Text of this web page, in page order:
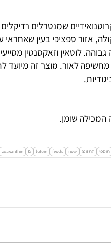
שמנטרלים
אזור ספציפי בעין
לוטאין וזאקסנטין
מחשיפה לאור. מוצר זה
תוספי התזונה now
foods
lutein
&
zeaxanthin